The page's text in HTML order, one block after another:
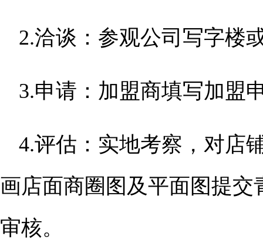
2.洽谈：参观公司写字楼
3.申请：加盟商填写加盟
4.评估：实地考察，对店
画店面商圈图及平面图提
审核。